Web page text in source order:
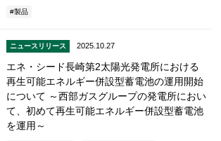
製品
ニュースリリース 2025.10.27
エネ・シード長崎第2太陽光発電所における
再生可能エネルギー併設型蓄電池の運用開始
について ～西部ガスグループの発電所におい
て、初めて再生可能エネルギー併設型蓄電池
を運用～